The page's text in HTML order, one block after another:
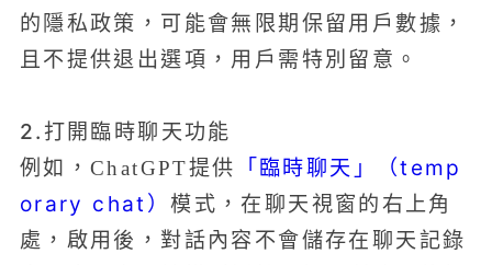
的隱私政策，可能會無限期保留用戶數據，
且不提供退出選項，用戶需特別留意。
2.打開臨時聊天功能
例如，ChatGPT提供
「臨時聊天」（temp
orary chat）模式，在聊天視窗的右上角
處，啟用後，對話內容不會儲存在聊天記錄